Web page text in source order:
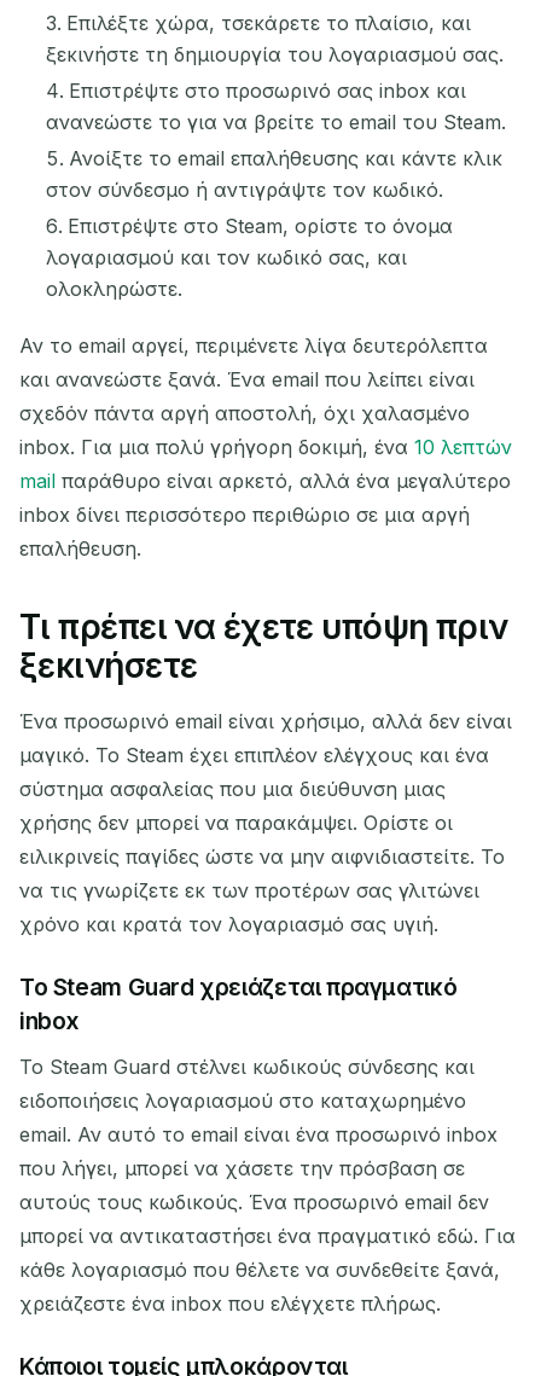
Επιλέξτε χώρα, τσεκάρετε το πλαίσιο, και
ξεκινήστε τη δημιουργία του λογαριασμού σας.
Επιστρέψτε στο προσωρινό σας inbox και
ανανεώστε το για να βρείτε το email του Steam.
Ανοίξτε το email επαλήθευσης και κάντε κλικ
στον σύνδεσμο ή αντιγράψτε τον κωδικό.
Επιστρέψτε στο Steam, ορίστε το όνομα
λογαριασμού και τον κωδικό σας, και
ολοκληρώστε.
Αν το email αργεί, περιμένετε λίγα δευτερόλεπτα
και ανανεώστε ξανά. Ένα email που λείπει είναι
σχεδόν πάντα αργή αποστολή, όχι χαλασμένο
inbox. Για μια πολύ γρήγορη δοκιμή, ένα 10 λεπτών
mail παράθυρο είναι αρκετό, αλλά ένα μεγαλύτερο
inbox δίνει περισσότερο περιθώριο σε μια αργή
επαλήθευση.
Τι πρέπει να έχετε υπόψη πριν
ξεκινήσετε
Ένα προσωρινό email είναι χρήσιμο, αλλά δεν είναι
μαγικό. Το Steam έχει επιπλέον ελέγχους και ένα
σύστημα ασφαλείας που μια διεύθυνση μιας
χρήσης δεν μπορεί να παρακάμψει. Ορίστε οι
ειλικρινείς παγίδες ώστε να μην αιφνιδιαστείτε. Το
να τις γνωρίζετε εκ των προτέρων σας γλιτώνει
χρόνο και κρατά τον λογαριασμό σας υγιή.
Το Steam Guard χρειάζεται πραγματικό
inbox
Το Steam Guard στέλνει κωδικούς σύνδεσης και
ειδοποιήσεις λογαριασμού στο καταχωρημένο
email. Αν αυτό το email είναι ένα προσωρινό inbox
που λήγει, μπορεί να χάσετε την πρόσβαση σε
αυτούς τους κωδικούς. Ένα προσωρινό email δεν
μπορεί να αντικαταστήσει ένα πραγματικό εδώ. Για
κάθε λογαριασμό που θέλετε να συνδεθείτε ξανά,
χρειάζεστε ένα inbox που ελέγχετε πλήρως.
Κάποιοι τομείς μπλοκάρονται